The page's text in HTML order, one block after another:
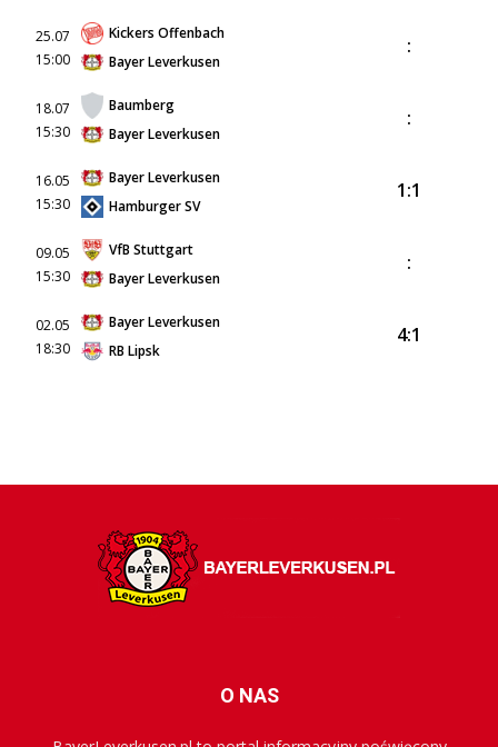
25.07
15:00
Kickers Offenbach
Bayer Leverkusen
:
18.07
15:30
Baumberg
Bayer Leverkusen
:
16.05
15:30
Bayer Leverkusen
Hamburger SV
1:1
09.05
15:30
VfB Stuttgart
Bayer Leverkusen
:
02.05
18:30
Bayer Leverkusen
RB Lipsk
4:1
O NAS